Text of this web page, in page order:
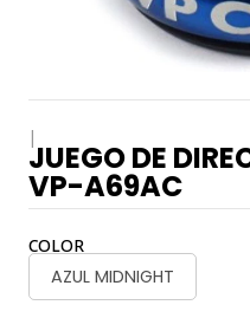
|
JUEGO DE
VP-A69AC
COLOR
AZUL MIDNIGHT